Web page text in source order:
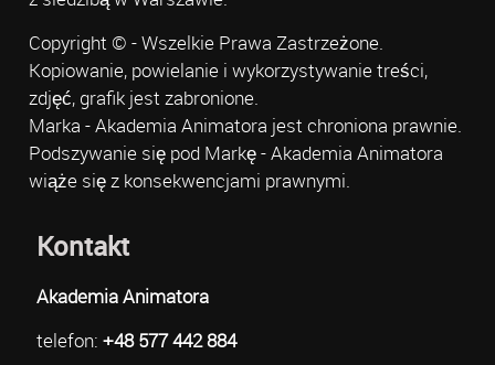
Copyright © - Wszelkie Prawa Zastrzeżone.
Kopiowanie, powielanie i wykorzystywanie treści,
zdjęć, grafik jest zabronione.
Marka - Akademia Animatora jest chroniona prawnie.
Podszywanie się pod Markę - Akademia Animatora
wiąże się z konsekwencjami prawnymi.
Kontakt
Akademia Animatora
telefon: +48 577 442 884